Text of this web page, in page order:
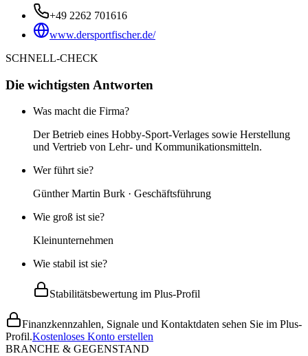
+49 2262 701616
www.dersportfischer.de/
SCHNELL-CHECK
Die wichtigsten Antworten
Was macht die Firma?
Der Betrieb eines Hobby-Sport-Verlages sowie Herstellung
und Vertrieb von Lehr- und Kommunikationsmitteln.
Wer führt sie?
Günther Martin Burk · Geschäftsführung
Wie groß ist sie?
Kleinunternehmen
Wie stabil ist sie?
Stabilitätsbewertung im Plus-Profil
Finanzkennzahlen, Signale und Kontaktdaten sehen Sie im Plus-
Profil.Kostenloses Konto erstellen
BRANCHE & GEGENSTAND